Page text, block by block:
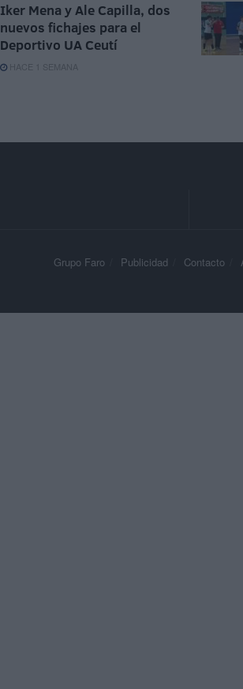
Iker Mena y Ale Capilla, dos
nuevos fichajes para el
Deportivo UA Ceutí
HACE 1 SEMANA
Grupo Faro Publicidad Contacto